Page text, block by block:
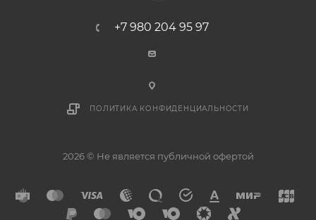
+7 980 204 95 97
ПОЛИТИКА КОНФИДЕНЦИАЛЬНОСТИ
2026 © Не является публичной офертой